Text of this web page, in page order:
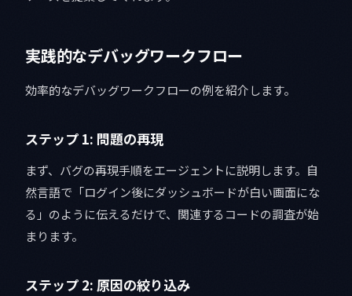
実践的なデバッグワークフロー
効率的なデバッグワークフローの例を紹介します。
ステップ 1: 問題の再現
まず、バグの再現手順をエージェントに説明します。自
然言語で「ログイン後にダッシュボードが白い画面にな
る」のように伝えるだけで、関連するコードの調査が始
まります。
ステップ 2: 原因の絞り込み